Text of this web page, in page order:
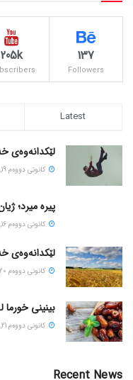
137
Followers
205k
Latest
لێکدانەوەی
كانونی دووه‌م 19, 2025
پیره میرد؛
كانونی دووه‌م 16, 2025
لێکدانەوەی
كانونی دووه‌م 20, 2025
بینینی خورما
كانونی دووه‌م 21, 2025
Recent News